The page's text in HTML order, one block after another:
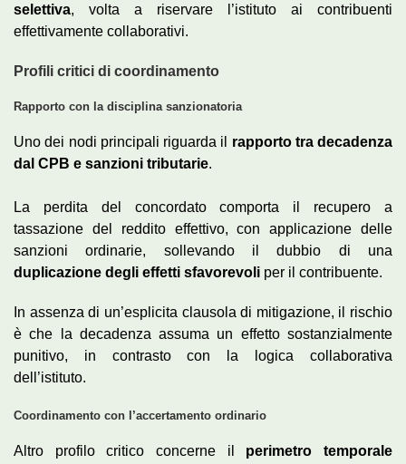
selettiva, volta a riservare l’istituto ai contribuenti
effettivamente collaborativi.
Profili critici di coordinamento
Rapporto con la disciplina sanzionatoria
Uno dei nodi principali riguarda il rapporto tra decadenza
dal CPB e sanzioni tributarie.
La perdita del concordato comporta il recupero a
tassazione del reddito effettivo, con applicazione delle
sanzioni ordinarie, sollevando il dubbio di una
duplicazione degli effetti sfavorevoli per il contribuente.
In assenza di un’esplicita clausola di mitigazione, il rischio
è che la decadenza assuma un effetto sostanzialmente
punitivo, in contrasto con la logica collaborativa
dell’istituto.
Coordinamento con l’accertamento ordinario
Altro profilo critico concerne il perimetro temporale